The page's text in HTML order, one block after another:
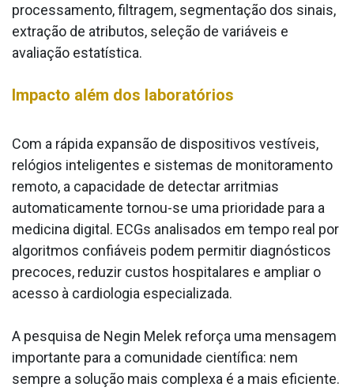
processamento, filtragem, segmentação dos sinais,
extração de atributos, seleção de variáveis e
avaliação estatística.
Impacto além dos laboratórios
Com a rápida expansão de dispositivos vestíveis,
relógios inteligentes e sistemas de monitoramento
remoto, a capacidade de detectar arritmias
automaticamente tornou-se uma prioridade para a
medicina digital. ECGs analisados em tempo real por
algoritmos confiáveis podem permitir diagnósticos
precoces, reduzir custos hospitalares e ampliar o
acesso à cardiologia especializada.
A pesquisa de Negin Melek reforça uma mensagem
importante para a comunidade científica: nem
sempre a solução mais complexa é a mais eficiente.